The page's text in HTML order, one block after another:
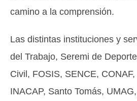
camino a la comprensión.
Las distintas instituciones y
del Trabajo, Seremi de
Civil, FOSIS, SENCE,
INACAP, Santo Tomás,